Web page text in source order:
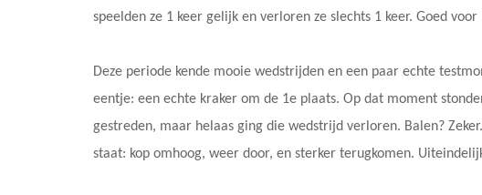
speelden ze 1 keer gelijk en verloren ze slechts 1 keer. Goed voor
Deze periode kende mooie wedstrijden en een paar echte
eentje: een echte kraker om de 1e plaats. Op dat moment
gestreden, maar helaas ging die wedstrijd verloren. Balen?
staat: kop omhoog, weer door, en sterker terugkomen.